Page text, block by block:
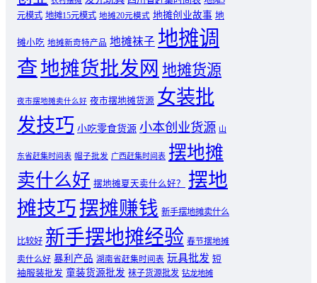
元模式 地摊15元模式 地摊20元模式 地摊创业故事 地
摊小吃 地摊新奇特产品 地摊袜子 地摊调
查地摊货批发网 地摊货源
夜市摆地摊卖什么好 夜市摆地摊货源 女装批
发技巧 小吃零食货源 小本创业货源 山
东省赶集时间表 帽子批发 广西赶集时间表 摆地摊
卖什么好 摆地摊夏天卖什么好？
摆地
摊技巧摆摊赚钱 新手摆地摊卖什么
比较好 新手摆地摊经验 春节摆地摊
卖什么好 暴利产品 湖南省赶集时间表 玩具批发 短
袖服装批发 童装货源批发 袜子货源批发 钻龙地摊